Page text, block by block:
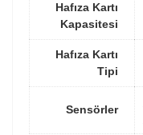
Hafıza Kartı
Kapasitesi
Hafıza Kartı
Tipi
Sensörler